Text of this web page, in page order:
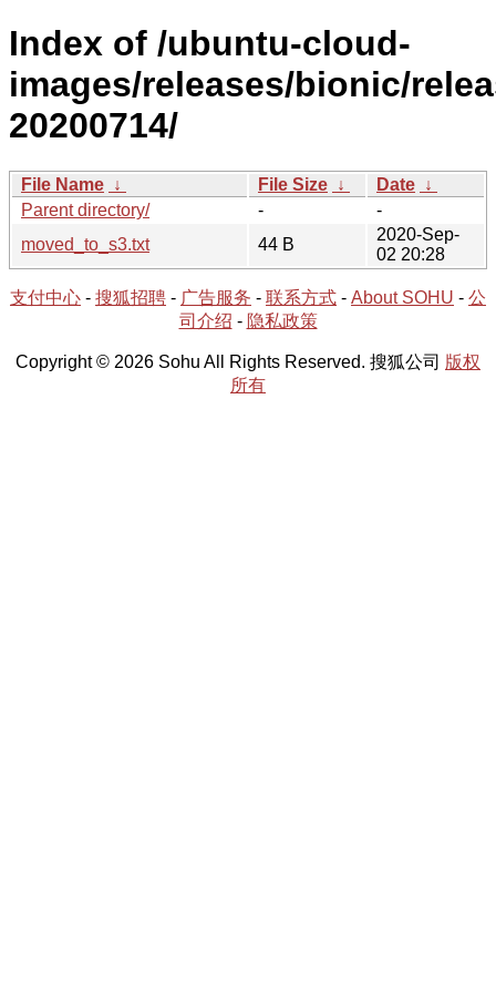
Index of /ubuntu-cloud-
images/releases/bionic/
20200714/
File Name ↓ File Size ↓ Date ↓
Parent directory/
-
-
moved_to_s3.txt
44 B
2020-Sep-
02 20:28
支付中心 - 搜狐招聘 - 广告服务 - 联系方式 - About SOHU - 公
司介绍 - 隐私政策
Copyright © 2026 Sohu All Rights Reserved. 搜狐公司 版权
所有